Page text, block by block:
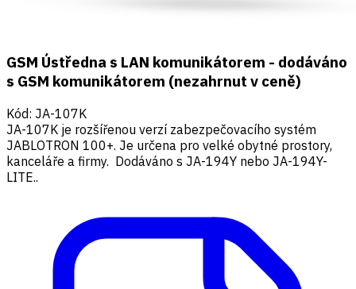
GSM Ústředna s LAN komunikátorem - dodáváno
s GSM komunikátorem (nezahrnut v ceně)
Kód: JA-107K
JA-107K je rozšířenou verzí zabezpečovacího systém
JABLOTRON 100+. Je určena pro velké obytné prostory,
kanceláře a firmy. Dodáváno s JA-194Y nebo JA-194Y-
LITE..